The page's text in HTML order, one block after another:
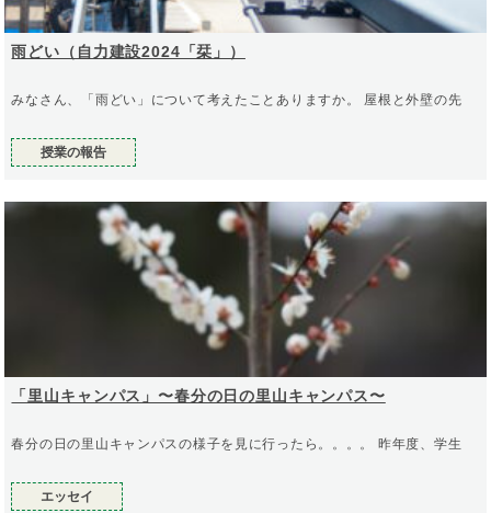
雨どい（自力建設2024「栞」）
みなさん、「雨どい」について考えたことありますか。 屋根と外壁の先
授業の報告
「里山キャンパス」〜春分の日の里山キャンパス〜
春分の日の里山キャンパスの様子を見に行ったら。。。。 昨年度、学生
エッセイ